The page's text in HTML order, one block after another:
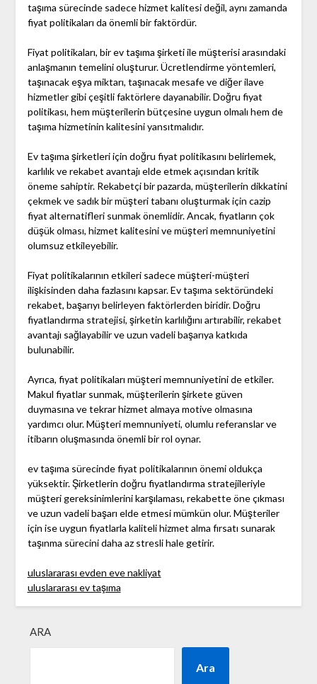
taşıma sürecinde sadece hizmet kalitesi değil, aynı zamanda
fiyat politikaları da önemli bir faktördür.
Fiyat politikaları, bir ev taşıma şirketi ile müşterisi arasındaki
anlaşmanın temelini oluşturur. Ücretlendirme yöntemleri,
taşınacak eşya miktarı, taşınacak mesafe ve diğer ilave
hizmetler gibi çeşitli faktörlere dayanabilir. Doğru fiyat
politikası, hem müşterilerin bütçesine uygun olmalı hem de
taşıma hizmetinin kalitesini yansıtmalıdır.
Ev taşıma şirketleri için doğru fiyat politikasını belirlemek,
karlılık ve rekabet avantajı elde etmek açısından kritik
öneme sahiptir. Rekabetçi bir pazarda, müşterilerin dikkatini
çekmek ve sadık bir müşteri tabanı oluşturmak için cazip
fiyat alternatifleri sunmak önemlidir. Ancak, fiyatların çok
düşük olması, hizmet kalitesini ve müşteri memnuniyetini
olumsuz etkileyebilir.
Fiyat politikalarının etkileri sadece müşteri-müşteri
ilişkisinden daha fazlasını kapsar. Ev taşıma sektöründeki
rekabet, başarıyı belirleyen faktörlerden biridir. Doğru
fiyatlandırma stratejisi, şirketin karlılığını artırabilir, rekabet
avantajı sağlayabilir ve uzun vadeli başarıya katkıda
bulunabilir.
Ayrıca, fiyat politikaları müşteri memnuniyetini de etkiler.
Makul fiyatlar sunmak, müşterilerin şirkete güven
duymasına ve tekrar hizmet almaya motive olmasına
yardımcı olur. Müşteri memnuniyeti, olumlu referanslar ve
itibarın oluşmasında önemli bir rol oynar.
ev taşıma sürecinde fiyat politikalarının önemi oldukça
yüksektir. Şirketlerin doğru fiyatlandırma stratejileriyle
müşteri gereksinimlerini karşılaması, rekabette öne çıkması
ve uzun vadeli başarı elde etmesi mümkün olur. Müşteriler
için ise uygun fiyatlarla kaliteli hizmet alma fırsatı sunarak
taşınma sürecini daha az stresli hale getirir.
uluslararası evden eve nakliyat
uluslararası ev taşıma
ARA
Ara